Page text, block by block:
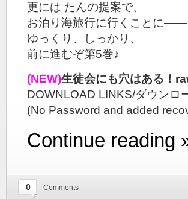
更には たんの提案で、
お泊り海旅行に行くことに――
ゆっくり、しっかり、
前に進むぞ第5巻♪
(NEW)生徒会にも穴はある！
DOWNLOAD LINKS/ダウンロ
(No Password and added
Continue reading
0 Comments